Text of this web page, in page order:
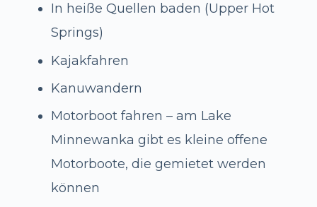
In heiße Quellen baden (Upper Hot
Springs)
Kajakfahren
Kanuwandern
Motorboot fahren – am Lake
Minnewanka gibt es kleine offene
Motorboote, die gemietet werden
können